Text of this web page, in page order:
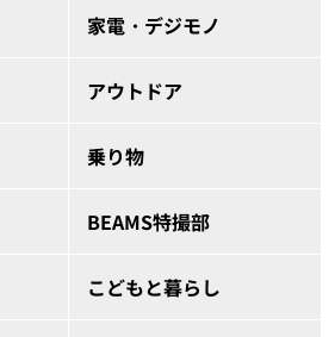
家電・デジモノ
アウトドア
乗り物
BEAMS特撮部
こどもと暮らし